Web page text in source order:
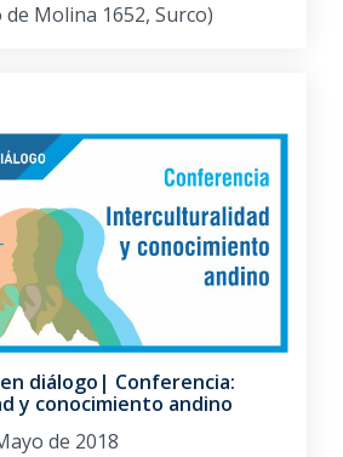
de Molina 1652, Surco)
diálogo| Conferencia:
y conocimiento andino
de 2018